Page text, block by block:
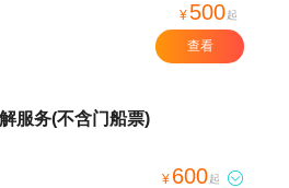
¥ 500起
查看
服务(不含门船票)
¥ 600起 